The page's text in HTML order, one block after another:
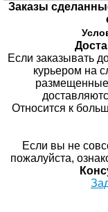
Заказы
Если заказывать
курьером на
Относится к
Если вы не
пожалуйста,